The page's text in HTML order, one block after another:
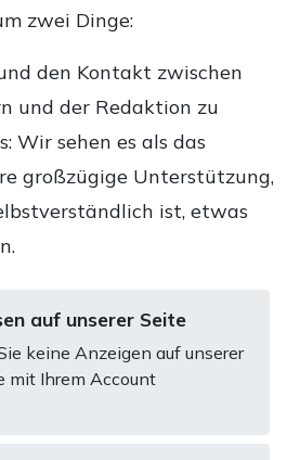
zwei Dinge:
den Kontakt zwischen
und der Redaktion zu
Wir sehen es als das
großzügige Unterstützung,
ist, etwas
auf unserer Seite
keine Anzeigen auf unserer
mit Ihrem Account